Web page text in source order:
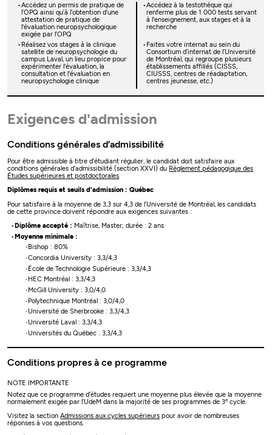
Accédez un permis de pratique de
l’OPQ ainsi qu’à l’obtention d’une
attestation de pratique de
l'évaluation neuropsychologique
exigée par l’OPQ
Accédez à la testothèque qui
renferme plus de 1 000 tests servant
à l'enseignement, aux stages et à la
recherche
Réalisez vos stages à la clinique
satellite de neuropsychologie du
campus Laval, un lieu propice pour
expérimenter l'évaluation, la
consultation et l'évaluation en
neuropsychologie clinique
Faites votre internat au sein du
Consortium d’internat de l’Université
de Montréal, qui regroupe plusieurs
établissements affiliés (CISSS,
CIUSSS, centres de réadaptation,
centres jeunesse, etc.)
Exigences d'admission
Conditions générales d’admissibilité
Pour être admissible à titre d’étudiant régulier, le candidat doit satisfaire aux
conditions générales d’admissibilité (section XXVI) du Règlement pédagogique des
Études supérieures et postdoctorales.
Diplômes requis et seuils d’admission : Québec
Pour satisfaire à la moyenne de 3,3 sur 4,3 de l’Université de Montréal, les candidats
de cette province doivent répondre aux exigences suivantes :
Diplôme accepté : Maîtrise, Master; durée : 2 ans
Moyenne minimale :
Bishop : 80%
Concordia University : 3,3/4,3
École de Technologie Supérieure : 3,3/4,3
HEC Montréal : 3,3/4,3
McGill University : 3,0/4,0
Polytechnique Montréal : 3,0/4,0
Université de Sherbrooke : 3,3/4,3
Université Laval : 3,3/4,3
Universités du Québec : 3,3/4,3
Conditions propres à ce programme
NOTE IMPORTANTE
Notez que ce programme d’études requiert une moyenne plus élevée que la moyenne
normalement exigée par l’UdeM dans la majorité de ses programmes de 3e cycle.
Visitez la sectionAdmissions aux cycles supérieurs pour avoir de nombreuses
réponses à vos questions.